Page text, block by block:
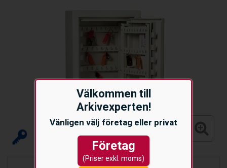
Välkommen till
Arkivexperten!
Vänligen välj företag eller privat
Företag
(Priser exkl. moms)